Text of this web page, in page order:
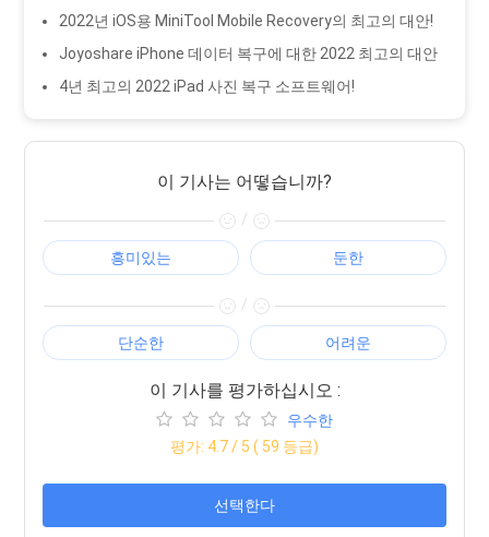
2022년 iOS용 MiniTool Mobile Recovery의 최고의 대안!
Joyoshare iPhone 데이터 복구에 대한 2022 최고의 대안
4년 최고의 2022 iPad 사진 복구 소프트웨어!
이 기사는 어떻습니까?
/
흥미있는 둔한
/
단순한 어려운
이 기사를 평가하십시오 :
우수한
평가: 4.7/ 5 ( 59 등급)
선택한다